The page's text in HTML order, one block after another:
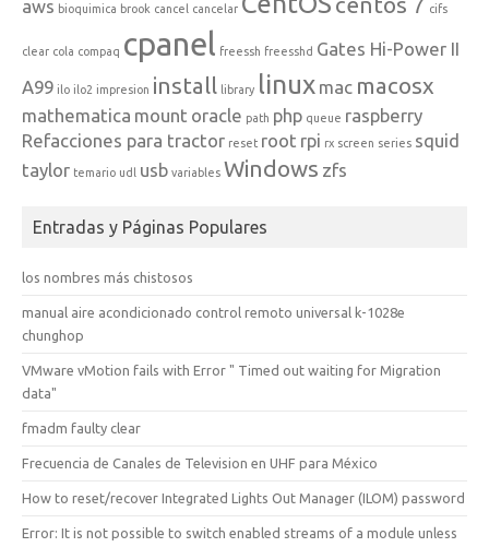
aws bioquimica brook cancel cancelar cifs
clear cola compaq cpanel freessh freesshd Gates Hi-Power II
A99 ilo ilo2 impresion install library linux mac macosx
mathematica mount oracle path php queue raspberry
Refacciones para tractor reset root rpi rx screen series squid
taylor temario udl usb variables Windows zfs
Entradas y Páginas Populares
los nombres más chistosos
manual aire acondicionado control remoto universal k-1028e
chunghop
VMware vMotion fails with Error " Timed out waiting for Migration
data"
fmadm faulty clear
Frecuencia de Canales de Television en UHF para México
How to reset/recover Integrated Lights Out Manager (ILOM) password
Error: It is not possible to switch enabled streams of a module unless